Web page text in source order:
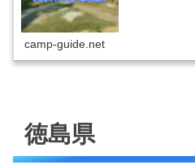
camp-guide.net
徳島県